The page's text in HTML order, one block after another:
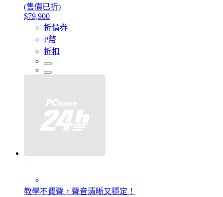
(售價已折)
$79,900
折價券
P幣
折扣
教學不費聲，聲音清晰又穩定！